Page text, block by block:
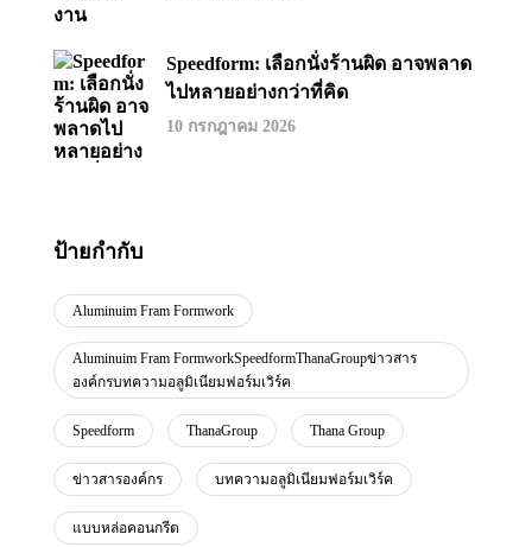
Speedform: เลือกนั่งร้านผิด อาจพลาด
ไปหลายอย่างกว่าที่คิด
10 กรกฎาคม 2026
ป้ายกำกับ
Aluminuim Fram Formwork
Aluminuim Fram FormworkSpeedformThanaGroupข่าวสาร
องค์กรบทความอลูมิเนียมฟอร์มเวิร์ค
Speedform ThanaGroup Thana Group
ข่าวสารองค์กร บทความอลูมิเนียมฟอร์มเวิร์ค
แบบหล่อคอนกรีต